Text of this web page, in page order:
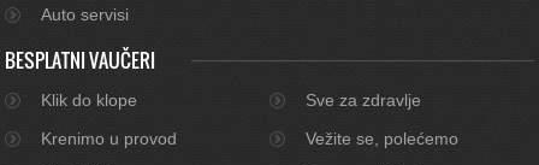
Auto servisi
BESPLATNI VAUČERI
Klik do klope
Sve za zdravlje
Krenimo u provod
Vežite se, polećemo